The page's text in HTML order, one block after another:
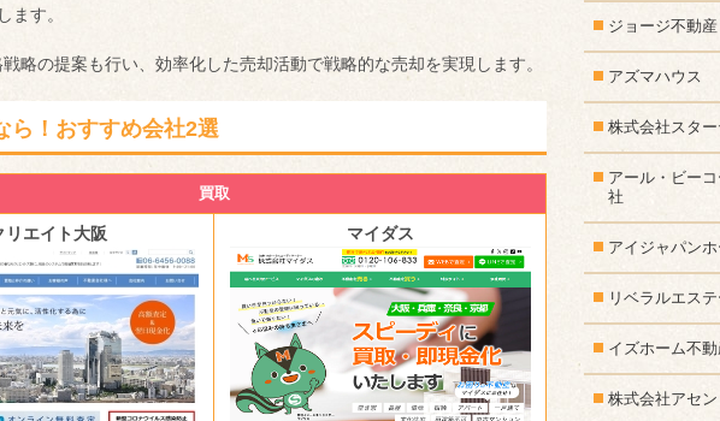
ます。
略の提案も行い、効率化した売却活動で戦略的な売却を実現します。
ら！おすすめ会社2選
買取
リエイト大阪 マイダス
ジョージ不動産
アズマハウス
株式会社スタ
アール・ビー
社
アイジャパン
リベラルエステ
イズホーム不
株式会社アセ